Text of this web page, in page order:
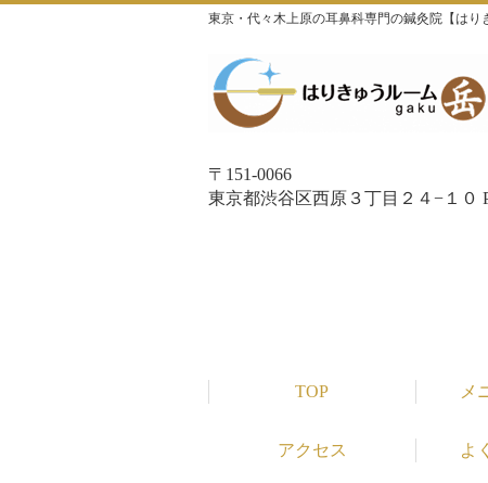
東京・代々木上原の耳鼻科専門の鍼灸院【は
〒151-0066
東京都渋谷区西原３丁目２４−１０
TOP メ
アクセス よ